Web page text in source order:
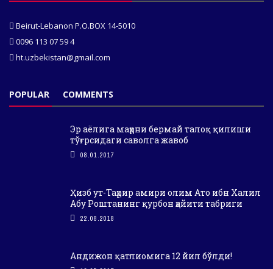
Beirut-Lebanon P.O.BOX 14-5010
0096 113 07 59 4
ht.uzbekistan@gmail.com
POPULAR COMMENTS
Эр аёлига маҳрни бермай талоқ қилиши
тўғрсидаги саволга жавоб
08.01.2017
Ҳизб ут-Таҳрир амири олим Ато ибн Халил
Абу Роштанинг қурбон ҳайити табриги
22.08.2018
Андижон қатлиомига 12 йил бўлди!